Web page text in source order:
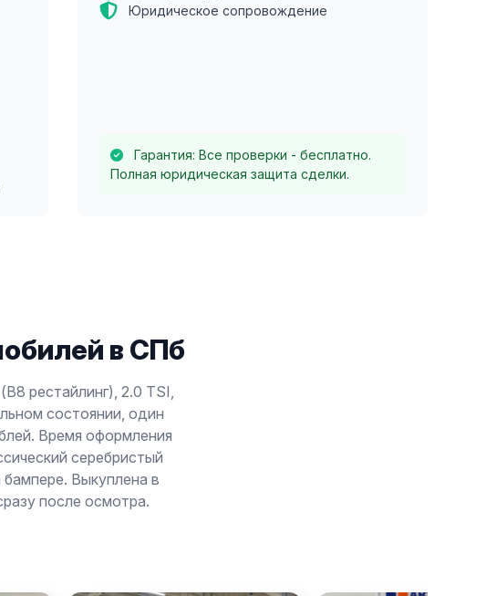
Юридическое сопровождение
Гарантия: Все проверки - бесплатно.
Полная юридическая защита сделки.
в СПб
рестайлинг), 2.0 TSI,
состоянии, один
Время оформления
серебристый
Выкуплена в
после осмотра.